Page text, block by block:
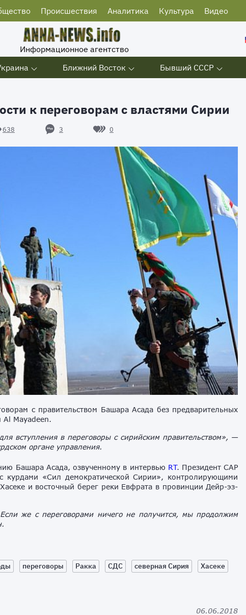
Происшествия Аналитика Культура Видео
Информационное агентство
Ближний Восток Бывший СССР
к переговорам с властями Сирии
638 3 0
с правительством Башара Асада без предварительных
Al Mayadeen.
вступления в переговоры с сирийским правительством», —
органе управления.
Башара Асада, озвученному в интервью RT. Президент САР
курдами «Сил демократической Сирии», контролирующими
и восточный берег реки Евфрата в провинции Дейр-эз-
же с переговорами ничего не получится, мы продолжим
переговоры Ракка СДС северная Сирия Хасеке
06.06.2018